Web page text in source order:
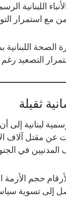
اللبنانية
مع استمرار
الصحة
التصعيد
ثقيلة
لبنانية إلى
عن مقتل آلاف
المدنيين في
حجم الأزمة
إلى تسوية